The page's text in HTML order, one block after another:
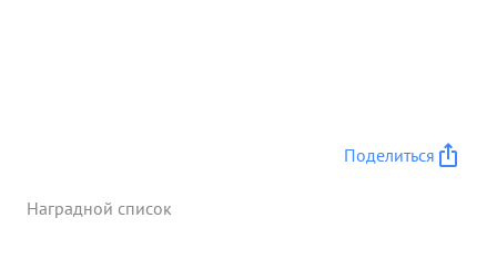
Поделиться
Наградной список